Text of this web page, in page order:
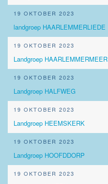
19 OKTOBER 2023
landgroep HAARLEMMERLIEDE
19 OKTOBER 2023
Landgroep HAARLEMMERMEER
19 OKTOBER 2023
Landgroep HALFWEG
19 OKTOBER 2023
Landgroep HEEMSKERK
19 OKTOBER 2023
Landgroep HOOFDDORP
19 OKTOBER 2023